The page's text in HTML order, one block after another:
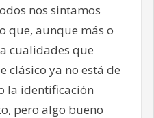
nos sintamos
que, aunque más o
cualidades que
clásico ya no está de
la identificación
pero algo bueno